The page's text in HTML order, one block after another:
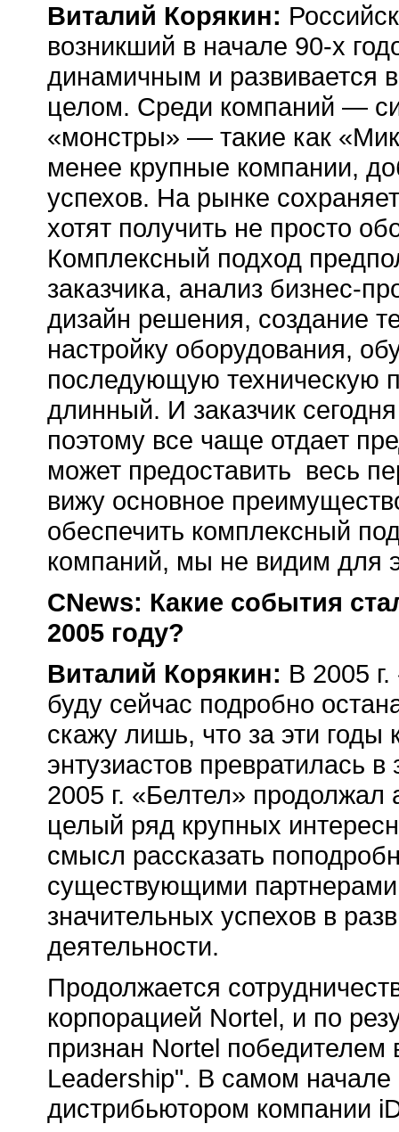
Виталий Корякин:
возникший в начале 90-х
динамичным и развивается
целом. Среди компаний —
«монстры» — такие как
менее крупные компании,
успехов. На рынке
хотят получить не просто
Комплексный подход
заказчика, анализ бизнес-
дизайн решения, создание
настройку оборудования,
последующую техническую
длинный. И заказчик
поэтому все чаще отдает
может предоставить весь
вижу основное
обеспечить комплексный
компаний, мы не видим для
CNews: Какие события
2005 году?
Виталий Корякин: В 2005
буду сейчас подробно
скажу лишь, что за эти
энтузиастов превратилась
2005 г. «Белтел»
целый ряд крупных
смысл рассказать
существующими
значительных успехов в
деятельности.
Продолжается
корпорацией Nortel, и по
признан Nortel
Leadership". В самом
дистрибьютором компании